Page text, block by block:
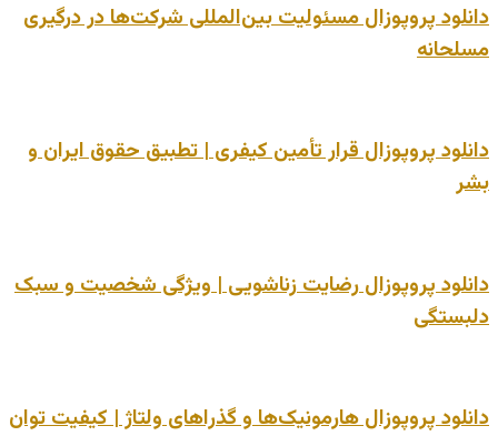
دانلود پروپوزال مسئولیت بین‌المللی شرکت‌ها در درگیری
مسلحانه
دانلود پروپوزال قرار تأمین کیفری | تطبیق حقوق ایران و
بشر
دانلود پروپوزال رضایت زناشویی | ویژگی شخصیت و سبک
دلبستگی
دانلود پروپوزال هارمونیک‌ها و گذراهای ولتاژ | کیفیت توان